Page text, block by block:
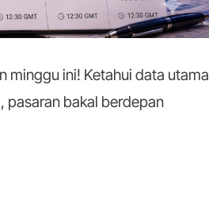
minggu ini! Ketahui data utama
pasaran bakal berdepan